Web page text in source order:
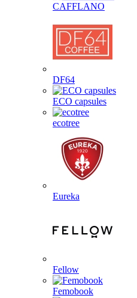
CAFFLANO
DF64
ECO capsules
ecotree
Eureka
Fellow
Femobook